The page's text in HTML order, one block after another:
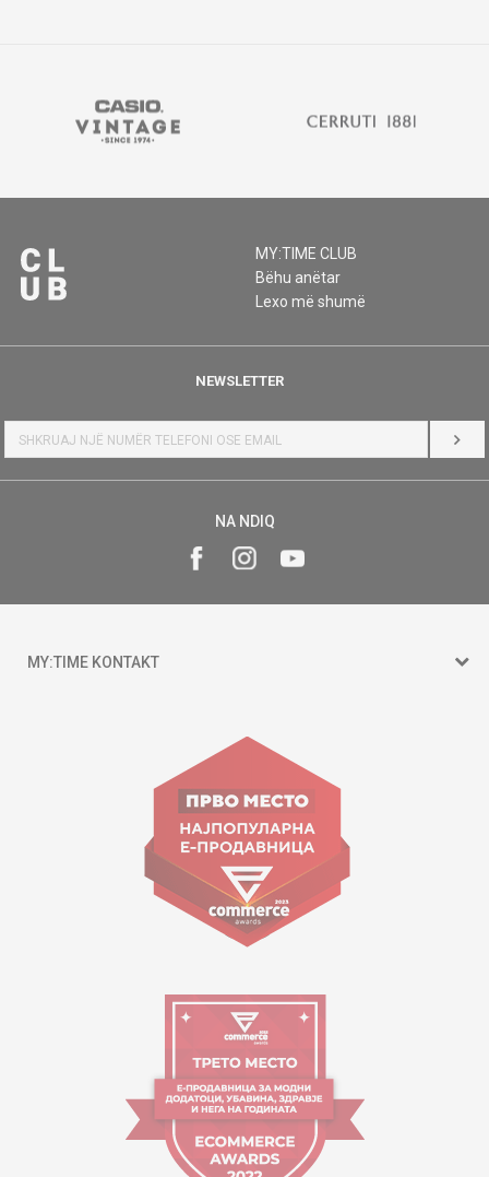
MY:TIME CLUB
Bëhu anëtar
Lexo më shumë
NEWSLETTER
HYR
NA NDIQ
MY:TIME KONTAKT
Goce Nikolovski 74 Shkup
contact@mytime.mk
Orari i punës:
09:00 - 17:00